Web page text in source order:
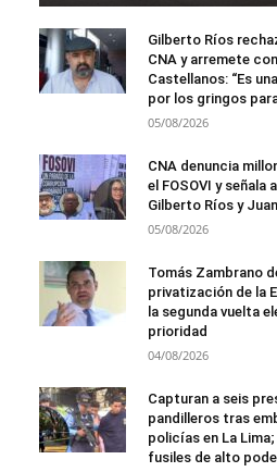
Gilberto Ríos
CNA y arremete
Castellanos: “Es
por los gringos
05/08/2026
CNA denuncia
el FOSOVI y señala
Gilberto Ríos y
05/08/2026
Tomás Zambrano
privatización de la
la segunda vuelta
prioridad
04/08/2026
Capturan a seis
pandilleros tras
policías en La
fusiles de alto